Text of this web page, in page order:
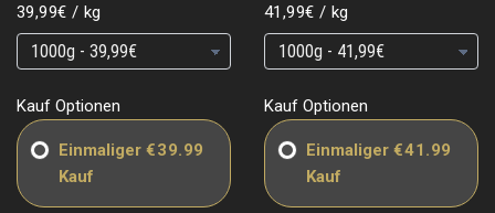
Grundpreis
39,99€ / pro
kg
Grundpreis
Grundpreis
Kauf Optionen
Einmaliger
Kauf
€39.99
Grundpreis
41,99€ / pro
kg
Grundpreis
Grundpreis
Kauf Optionen
Einmaliger
Kauf
€41.99